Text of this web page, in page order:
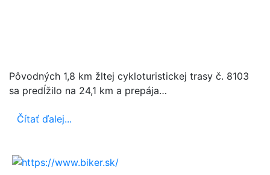
Pôvodných 1,8 km žltej cykloturistickej trasy č. 8103
sa predĺžilo na 24,1 km a prepája…
Čítať ďalej...